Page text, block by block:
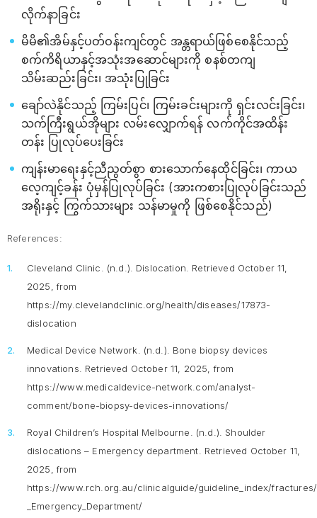
လိုက်နာခြင်း
မိမိ၏အိမ်နှင့်ပတ်ဝန်းကျင်တွင် အန္တရာယ်ဖြစ်စေနိုင်သည့်
စက်ကိရိယာနှင့်အသုံးအဆောင်များကို စနစ်တကျ
သိမ်းဆည်းခြင်း၊ အသုံးပြုခြင်း
ချော်လဲနိုင်သည့် ကြမ်းပြင်၊ ကြမ်းခင်းများကို ရှင်းလင်းခြင်း၊
သက်ကြီးရွယ်အိုများ လမ်းလျှောက်ရန် လက်ကိုင်အထိန်း
တန်း ပြုလုပ်ပေးခြင်း
ကျန်းမာရေးနှင့်ညီညွတ်စွာ စားသောက်နေထိုင်ခြင်း၊ ကာယ
လေ့ကျင့်ခန်း ပုံမှန်ပြုလုပ်ခြင်း (အားကစားပြုလုပ်ခြင်းသည်
အရိုးနှင့် ကြွက်သားများ သန်မာမှုကို ဖြစ်စေနိုင်သည်)
References:
Cleveland Clinic. (n.d.). Dislocation . Retrieved October 11,
2025, from
https://my.clevelandclinic.org/health/diseases/17873-
dislocation
Medical Device Network. (n.d.). Bone biopsy devices
innovations . Retrieved October 11, 2025, from
https://www.medicaldevice-network.com/analyst-
comment/bone-biopsy-devices-innovations/
Royal Children’s Hospital Melbourne. (n.d.). Shoulder
dislocations – Emergency department . Retrieved October 11,
2025, from
https://www.rch.org.au/clinicalguide/guideline_index/
_Emergency_Department/